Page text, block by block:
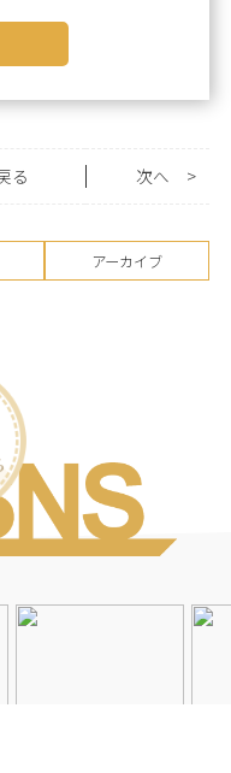
る >
次へ
アーカイブ